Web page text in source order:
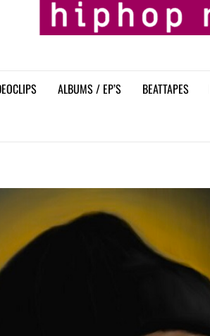
ALBUMS / EP’S BEATTAPES